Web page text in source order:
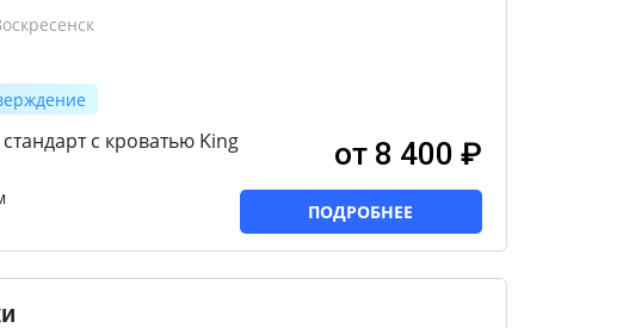
с кроватью King
от 8 400 ₽
ПОДРОБНЕЕ